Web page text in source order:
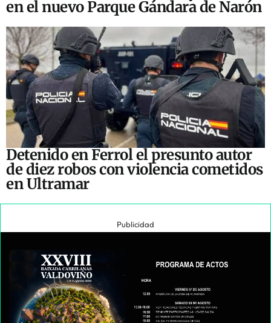
en el nuevo Parque Gándara de Narón
Detenido en Ferrol el presunto autor
de diez robos con violencia cometidos
en Ultramar
Publicidad